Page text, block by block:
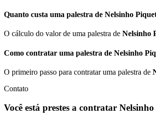
Quanto custa uma palestra de Nelsinho
O cálculo do valor de uma palestra de Nelsinho
Como contratar uma palestra de Nelsinho
O primeiro passo para contratar uma palestra de
Contato
Você está prestes a contratar